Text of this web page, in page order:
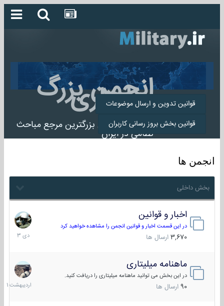
انجمن بزرگ
میلیتاری
انجمن میلیتاری بزرگترین مرجع مباحث
نظامی در ایران
قوانین تدوین و ارسال موضوعات
قوانین بخش بروز رسانی کاربران
انجمن ها
بخش داخلی
اخبار و قوانین
در این قسمت اخبار و قوانین انجمن را مشاهده خواهید کرد
3,670 ارسال ها
22
دی
1403
ماهنامه میلیتاری
در این بخش می توانید ماهنامه میلیتاری را دریافت کنید.
90 ارسال ها
30
1401